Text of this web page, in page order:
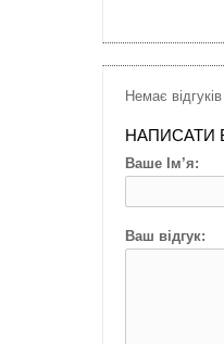
Немає
НАПИСАТИ
Ваше Ім’я:
Ваш відгук: